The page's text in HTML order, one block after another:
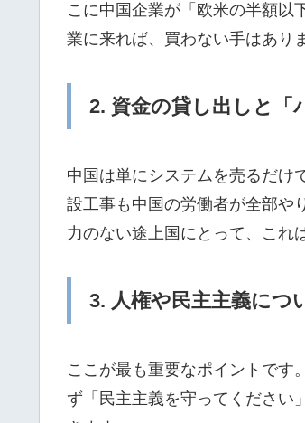
こに中国企業が「欧米の半額以
業に来れば、買わない手はあり
2. 資金の貸し出しと「
中国は単にシステムを売るだけ
設工事も中国の労働者が全部や
力のない途上国にとって、これ
3. 人権や民主主義につ
ここが最も重要なポイントです
ず「民主主義を守ってください